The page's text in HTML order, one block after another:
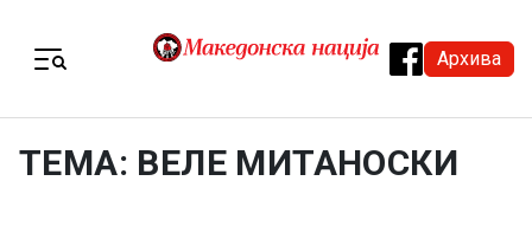
Архива
ТЕМА: ВЕЛЕ МИТАНОСКИ